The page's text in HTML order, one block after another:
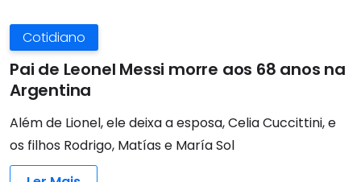
Cotidiano
Pai de Leonel Messi morre aos 68 anos na
Argentina
Além de Lionel, ele deixa a esposa, Celia Cuccittini, e
os filhos Rodrigo, Matías e María Sol